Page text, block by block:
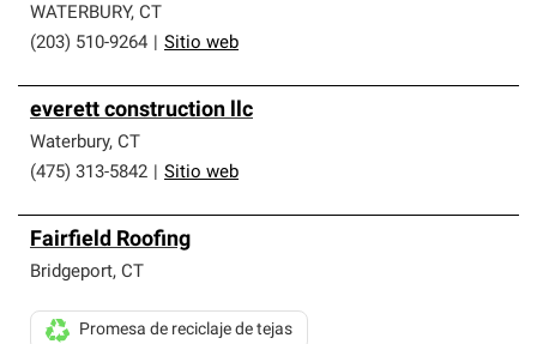
WATERBURY, CT
(203) 510-9264
Sitio web
everett construction llc
Waterbury, CT
(475) 313-5842
Sitio web
Fairfield Roofing
Bridgeport, CT
Promesa de reciclaje de tejas